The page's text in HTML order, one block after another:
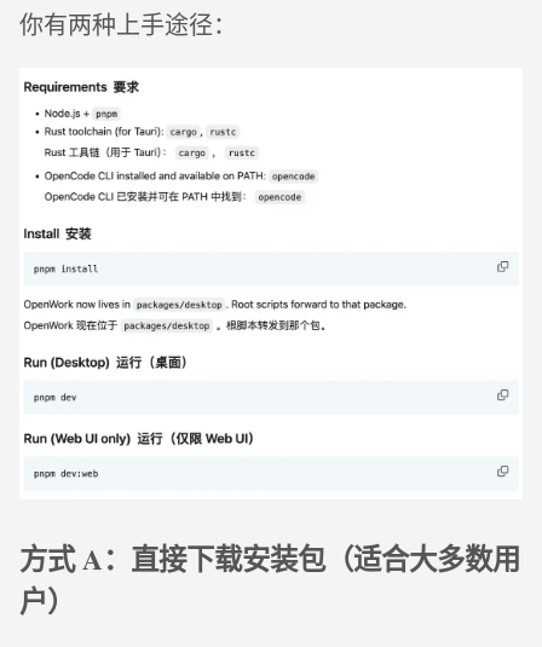
你有两种上手途径：
方式 A：直接下载安装包（适合大多数用
户）